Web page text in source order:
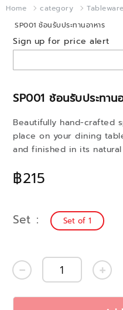
Home category Tableware
SP001 ช้อนรับประทานอาหาร
SP001 ช้อนรับประทาน
฿215
Beautifully hand-crafted
place on your dining
and finished in its
Sign up for price alert
Set Set of 1